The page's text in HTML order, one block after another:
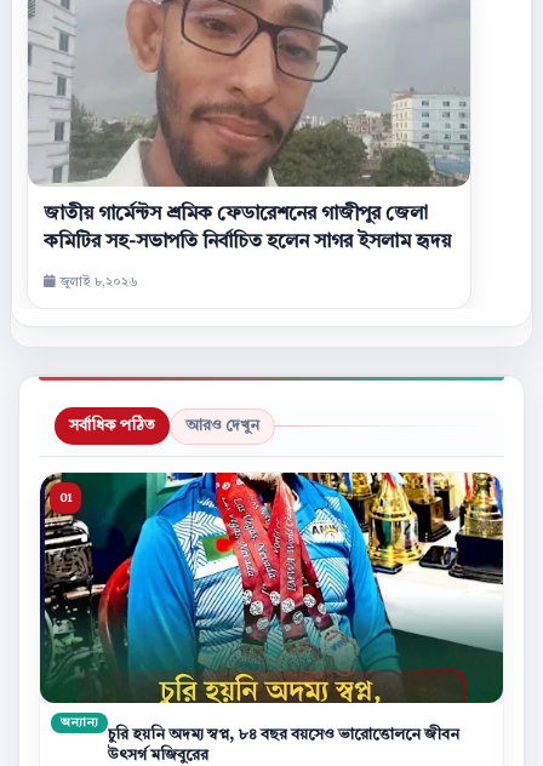
জাতীয় গার্মেন্টস শ্রমিক ফেডারেশনের গাজীপুর জেলা
কমিটির সহ-সভাপতি নির্বাচিত হলেন সাগর ইসলাম হৃদয়
জুলাই ৮,২০২৬
সর্বাধিক পঠিত আরও দেখুন
অন্যান্য
চুরি হয়নি অদম্য স্বপ্ন, ৮৪ বছর বয়সেও ভারোত্তোলনে জীবন
উৎসর্গ মজিবুরের